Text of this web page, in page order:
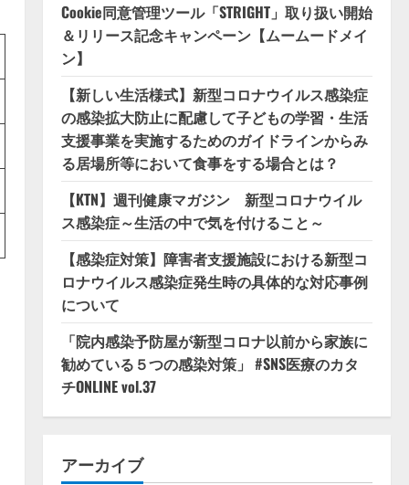
Cookie同意管理ツール「STRIGHT」取り扱い開始
＆リリース記念キャンペーン【ムームードメイ
ン】
【新しい生活様式】新型コロナウイルス感染症
の感染拡大防止に配慮して子どもの学習・生活
支援事業を実施するためのガイドラインからみ
る居場所等において食事をする場合とは？
【KTN】週刊健康マガジン 新型コロナウイル
ス感染症～生活の中で気を付けること～
【感染症対策】障害者支援施設における新型コ
ロナウイルス感染症発生時の具体的な対応事例
について
「院内感染予防屋が新型コロナ以前から家族に
勧めている５つの感染対策」 #SNS医療のカタ
チONLINE vol.37
アーカイブ